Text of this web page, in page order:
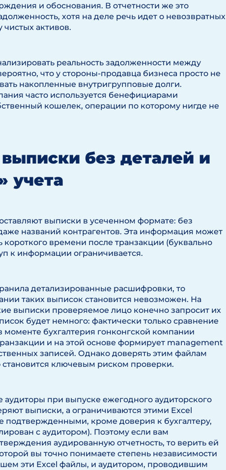
и обоснования. В отчетности же это
хотя на деле речь идет о невозвратных
активов.
реальность задолженности между
что у стороны-продавца бизнеса просто не
накопленные внутригрупповые долги.
часто используется бенефициарами
кошелек, операции по которому нигде не
без деталей и
учета
выписки в усеченном формате: без
названий контрагентов. Эта информация может
короткого времени после транзакции (буквально
к информации ограничивается.
детализированные расшифровки, то
таких выписок становится невозможен. На
выписки проверяемое лицо конечно запросит их
будет немного: фактически только сравнение
моменте бухгалтерия гонконгской компании
и на этой основе формирует management
записей. Однако доверять этим файлам
ключевым риском проверки.
аудиторы при выпуске ежегодного аудиторского
выписки, а ограничиваются этими Excel
подтвержденными, кроме доверия к бухгалтеру,
с аудитором). Поэтому если вам
аудированную отчетность, то верить ей
вы точно понимаете степень независимости
эти Excel файлы, и аудитором, проводившим